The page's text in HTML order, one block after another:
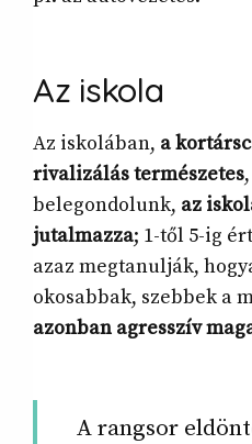
Az iskola
Az iskolában, a
rivalizálás természetes
belegondolunk, az
jutalmazza; 1-től 5-ig
azaz megtanulják,
okosabbak, szebbek a
azonban agresszív
A rangsor